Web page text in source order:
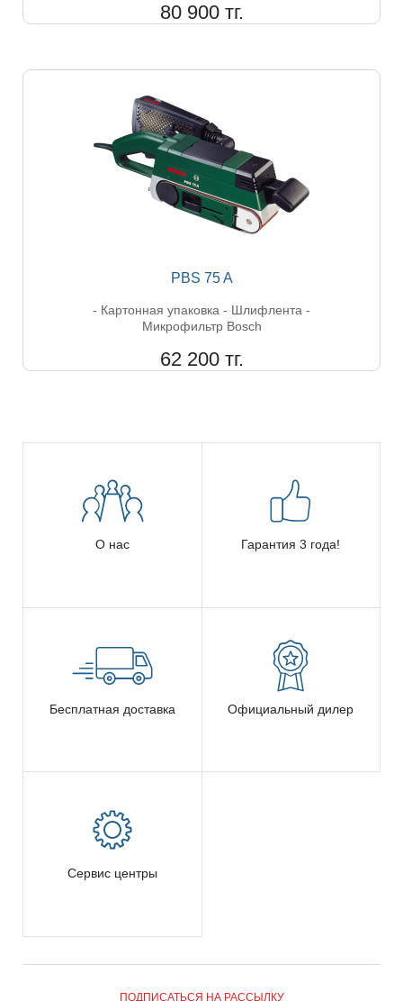
80 900 тг.
PBS 75 A
- Картонная упаковка - Шлифлента -
Микрофильтр Bosch
62 200 тг.
О нас Гарантия 3 года!
Бесплатная доставка Официальный дилер
Сервис центры
ПОДПИСАТЬСЯ НА РАССЫЛКУ